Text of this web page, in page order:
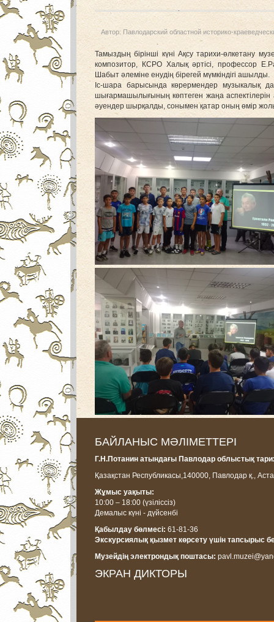
Автор: Павлодарский областной историко-
Тамыздың бірінші күні Ақсу тарихи-өлкетану
композитор, КСРО Халық әртісі, профессор
Шабыт әлеміне енудің бірегей мүмкіндігі ашылды.
Іс-шара барысында көрермендер музыкалық
шығармашылығының көптеген жаңа
әуендер шырқалды, сонымен қатар оның өмір
БАЙЛАНЫС МӘЛІМЕТТЕРІ
Г.Н.Потанин атындағы Павлодар облыстық
Қазақстан Республикасы,140000, Павлодар қ.,
Жұмыс уақыты:
10:00 – 18:00 (үзіліссіз)
Демалыс күні - дүйсенбі
Қабылдау бөлмесі: 61-81-36
Экскурсиялық қызмет көрсету үшін тапсырыс
Музейдің электрондық поштасы:
ЭКРАН ДИКТОРЫ